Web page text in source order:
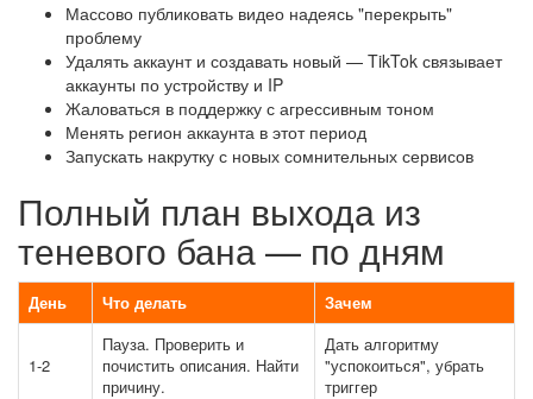
Массово публиковать видео надеясь "перекрыть"
проблему
Удалять аккаунт и создавать новый — TikTok связывает
аккаунты по устройству и IP
Жаловаться в поддержку с агрессивным тоном
Менять регион аккаунта в этот период
Запускать накрутку с новых сомнительных сервисов
Полный план выхода из
теневого бана — по дням
День Что делать Зачем
1-2
Пауза. Проверить и
почистить описания. Найти
причину.
Дать алгоритму
"успокоиться", убрать
триггер